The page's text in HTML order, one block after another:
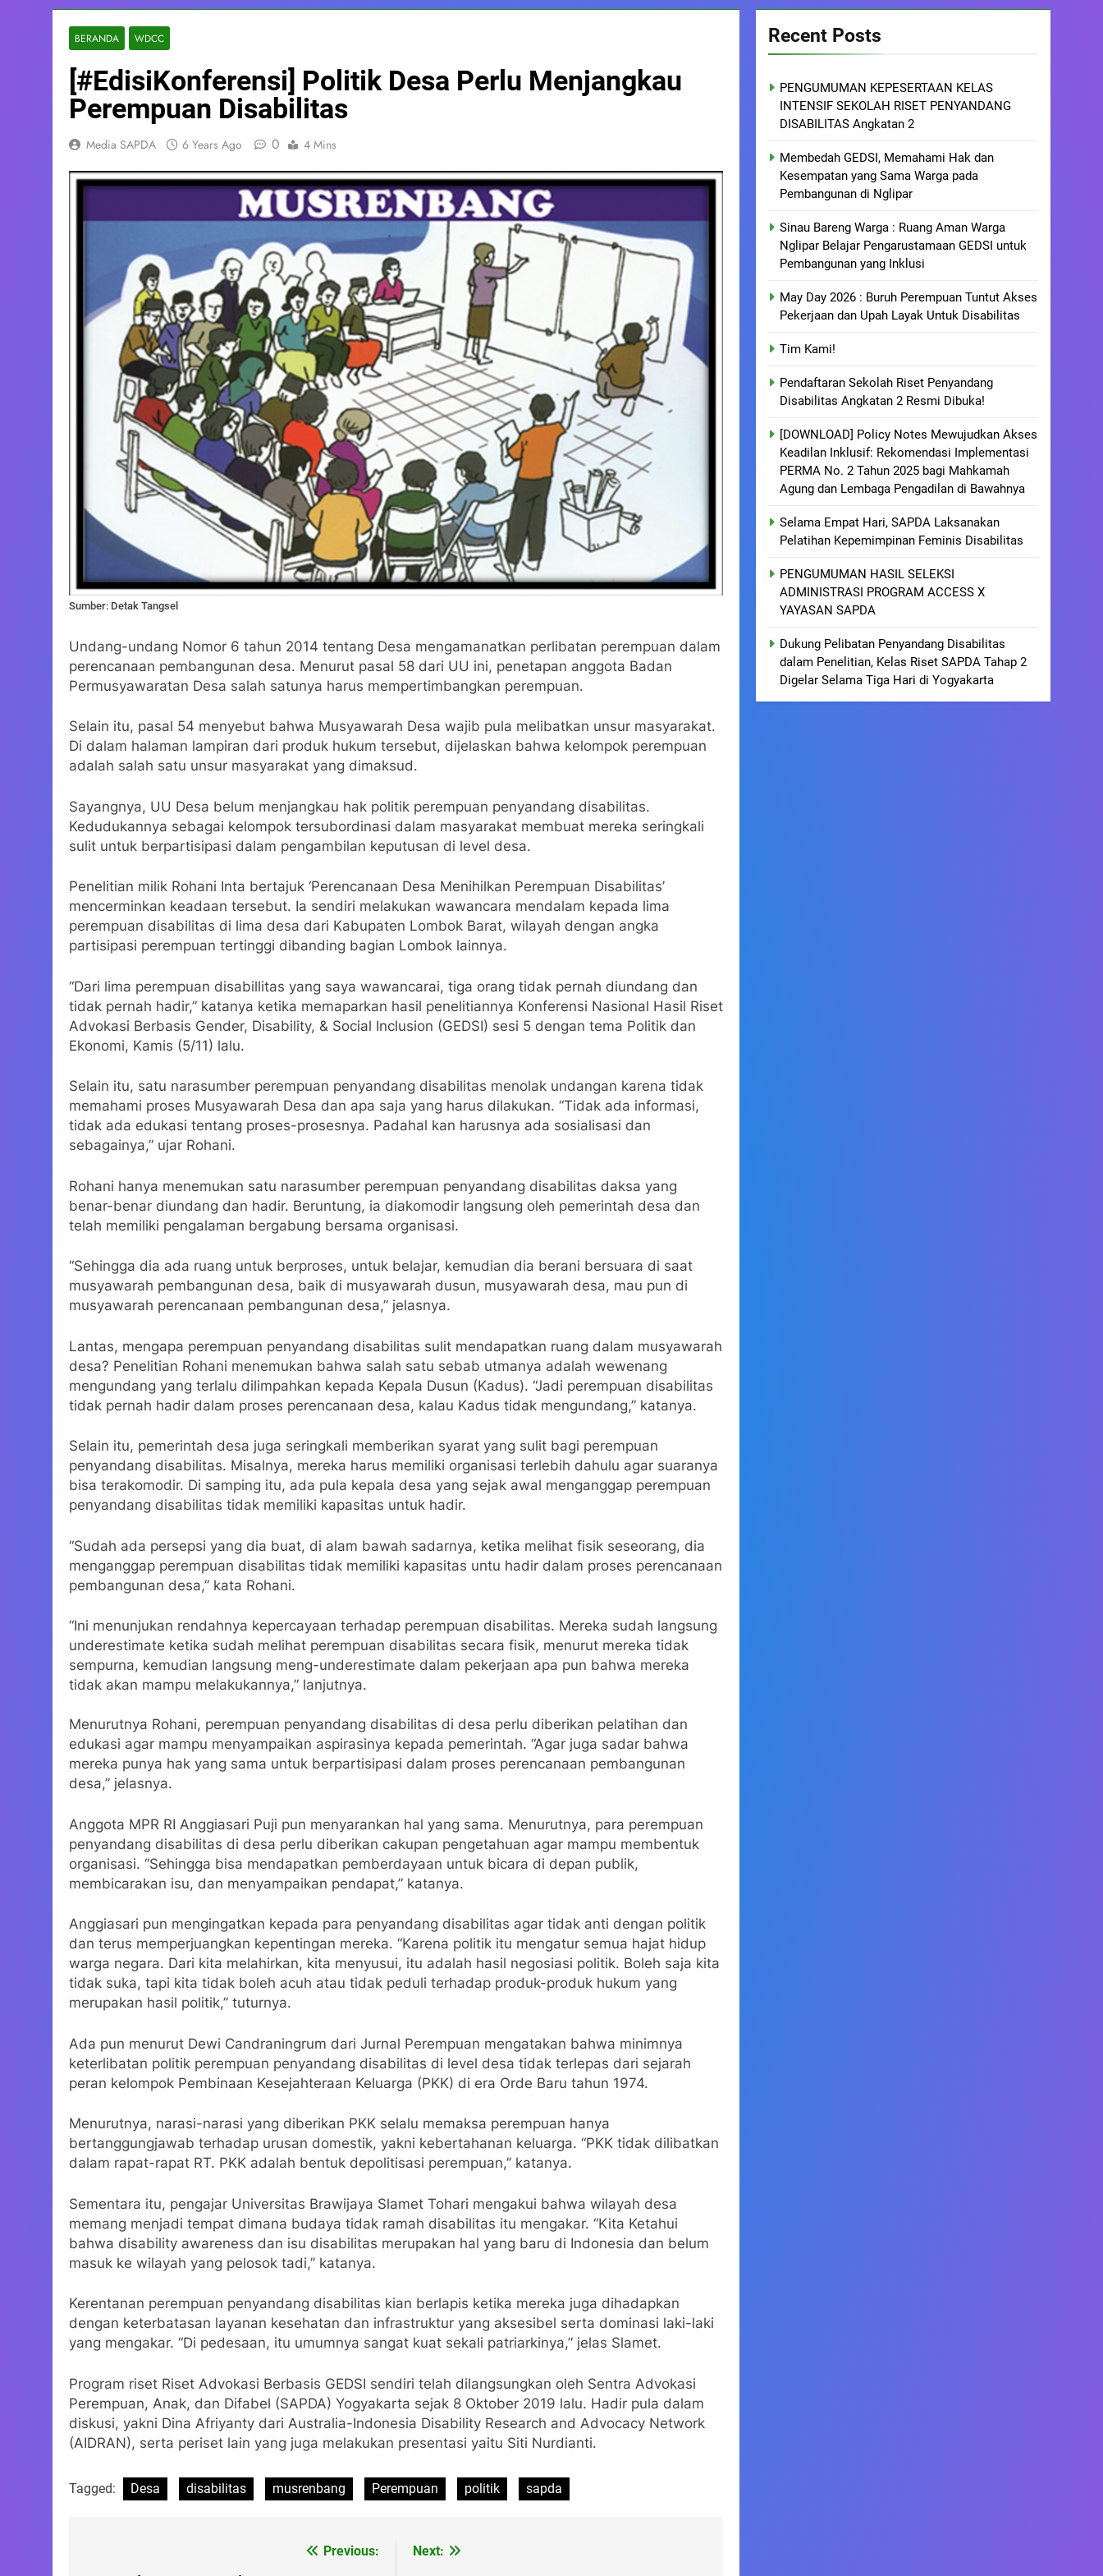
BERANDA WDCC
[#EdisiKonferensi] Politik Desa Perlu Menjangkau
Perempuan Disabilitas
Media SAPDA 6 Years Ago 0 4 Mins
Sumber: Detak Tangsel
Undang-undang Nomor 6 tahun 2014 tentang Desa mengamanatkan perlibatan perempuan dalam
perencanaan pembangunan desa. Menurut pasal 58 dari UU ini, penetapan anggota Badan
Permusyawaratan Desa salah satunya harus mempertimbangkan perempuan.
Selain itu, pasal 54 menyebut bahwa Musyawarah Desa wajib pula melibatkan unsur masyarakat.
Di dalam halaman lampiran dari produk hukum tersebut, dijelaskan bahwa kelompok perempuan
adalah salah satu unsur masyarakat yang dimaksud.
Sayangnya, UU Desa belum menjangkau hak politik perempuan penyandang disabilitas.
Kedudukannya sebagai kelompok tersubordinasi dalam masyarakat membuat mereka seringkali
sulit untuk berpartisipasi dalam pengambilan keputusan di level desa.
Penelitian milik Rohani Inta bertajuk ‘Perencanaan Desa Menihilkan Perempuan Disabilitas’
mencerminkan keadaan tersebut. Ia sendiri melakukan wawancara mendalam kepada lima
perempuan disabilitas di lima desa dari Kabupaten Lombok Barat, wilayah dengan angka
partisipasi perempuan tertinggi dibanding bagian Lombok lainnya.
“Dari lima perempuan disabillitas yang saya wawancarai, tiga orang tidak pernah diundang dan
tidak pernah hadir,” katanya ketika memaparkan hasil penelitiannya Konferensi Nasional Hasil Riset
Advokasi Berbasis Gender, Disability, & Social Inclusion (GEDSI) sesi 5 dengan tema Politik dan
Ekonomi, Kamis (5/11) lalu.
Selain itu, satu narasumber perempuan penyandang disabilitas menolak undangan karena tidak
memahami proses Musyawarah Desa dan apa saja yang harus dilakukan. “Tidak ada informasi,
tidak ada edukasi tentang proses-prosesnya. Padahal kan harusnya ada sosialisasi dan
sebagainya,” ujar Rohani.
Rohani hanya menemukan satu narasumber perempuan penyandang disabilitas daksa yang
benar-benar diundang dan hadir. Beruntung, ia diakomodir langsung oleh pemerintah desa dan
telah memiliki pengalaman bergabung bersama organisasi.
“Sehingga dia ada ruang untuk berproses, untuk belajar, kemudian dia berani bersuara di saat
musyawarah pembangunan desa, baik di musyawarah dusun, musyawarah desa, mau pun di
musyawarah perencanaan pembangunan desa,” jelasnya.
Lantas, mengapa perempuan penyandang disabilitas sulit mendapatkan ruang dalam musyawarah
desa? Penelitian Rohani menemukan bahwa salah satu sebab utmanya adalah wewenang
mengundang yang terlalu dilimpahkan kepada Kepala Dusun (Kadus). “Jadi perempuan disabilitas
tidak pernah hadir dalam proses perencanaan desa, kalau Kadus tidak mengundang,” katanya.
Selain itu, pemerintah desa juga seringkali memberikan syarat yang sulit bagi perempuan
penyandang disabilitas. Misalnya, mereka harus memiliki organisasi terlebih dahulu agar suaranya
bisa terakomodir. Di samping itu, ada pula kepala desa yang sejak awal menganggap perempuan
penyandang disabilitas tidak memiliki kapasitas untuk hadir.
“Sudah ada persepsi yang dia buat, di alam bawah sadarnya, ketika melihat fisik seseorang, dia
menganggap perempuan disabilitas tidak memiliki kapasitas untu hadir dalam proses perencanaan
pembangunan desa,” kata Rohani.
“Ini menunjukan rendahnya kepercayaan terhadap perempuan disabilitas. Mereka sudah langsung
underestimate ketika sudah melihat perempuan disabilitas secara fisik, menurut mereka tidak
sempurna, kemudian langsung meng-underestimate dalam pekerjaan apa pun bahwa mereka
tidak akan mampu melakukannya,” lanjutnya.
Menurutnya Rohani, perempuan penyandang disabilitas di desa perlu diberikan pelatihan dan
edukasi agar mampu menyampaikan aspirasinya kepada pemerintah. “Agar juga sadar bahwa
mereka punya hak yang sama untuk berpartisipasi dalam proses perencanaan pembangunan
desa,” jelasnya.
Anggota MPR RI Anggiasari Puji pun menyarankan hal yang sama. Menurutnya, para perempuan
penyandang disabilitas di desa perlu diberikan cakupan pengetahuan agar mampu membentuk
organisasi. “Sehingga bisa mendapatkan pemberdayaan untuk bicara di depan publik,
membicarakan isu, dan menyampaikan pendapat,” katanya.
Anggiasari pun mengingatkan kepada para penyandang disabilitas agar tidak anti dengan politik
dan terus memperjuangkan kepentingan mereka. “Karena politik itu mengatur semua hajat hidup
warga negara. Dari kita melahirkan, kita menyusui, itu adalah hasil negosiasi politik. Boleh saja kita
tidak suka, tapi kita tidak boleh acuh atau tidak peduli terhadap produk-produk hukum yang
merupakan hasil politik,” tuturnya.
Ada pun menurut Dewi Candraningrum dari Jurnal Perempuan mengatakan bahwa minimnya
keterlibatan politik perempuan penyandang disabilitas di level desa tidak terlepas dari sejarah
peran kelompok Pembinaan Kesejahteraan Keluarga (PKK) di era Orde Baru tahun 1974.
Menurutnya, narasi-narasi yang diberikan PKK selalu memaksa perempuan hanya
bertanggungjawab terhadap urusan domestik, yakni kebertahanan keluarga. “PKK tidak dilibatkan
dalam rapat-rapat RT. PKK adalah bentuk depolitisasi perempuan,” katanya.
Sementara itu, pengajar Universitas Brawijaya Slamet Tohari mengakui bahwa wilayah desa
memang menjadi tempat dimana budaya tidak ramah disabilitas itu mengakar. “Kita Ketahui
bahwa disability awareness dan isu disabilitas merupakan hal yang baru di Indonesia dan belum
masuk ke wilayah yang pelosok tadi,” katanya.
Kerentanan perempuan penyandang disabilitas kian berlapis ketika mereka juga dihadapkan
dengan keterbatasan layanan kesehatan dan infrastruktur yang aksesibel serta dominasi laki-laki
yang mengakar. “Di pedesaan, itu umumnya sangat kuat sekali patriarkinya,” jelas Slamet.
Program riset Riset Advokasi Berbasis GEDSI sendiri telah dilangsungkan oleh Sentra Advokasi
Perempuan, Anak, dan Difabel (SAPDA) Yogyakarta sejak 8 Oktober 2019 lalu. Hadir pula dalam
diskusi, yakni Dina Afriyanty dari Australia-Indonesia Disability Research and Advocacy Network
(AIDRAN), serta periset lain yang juga melakukan presentasi yaitu Siti Nurdianti.
Tagged: Desa disabilitas musrenbang Perempuan politik sapda
Previous:
Next:
Recent Posts
PENGUMUMAN KEPESERTAAN KELAS
INTENSIF SEKOLAH RISET PENYANDANG
DISABILITAS Angkatan 2
Membedah GEDSI, Memahami Hak dan
Kesempatan yang Sama Warga pada
Pembangunan di Nglipar
Sinau Bareng Warga : Ruang Aman Warga
Nglipar Belajar Pengarustamaan GEDSI untuk
Pembangunan yang Inklusi
May Day 2026 : Buruh Perempuan Tuntut Akses
Pekerjaan dan Upah Layak Untuk Disabilitas
Tim Kami!
Pendaftaran Sekolah Riset Penyandang
Disabilitas Angkatan 2 Resmi Dibuka!
[DOWNLOAD] Policy Notes Mewujudkan Akses
Keadilan Inklusif: Rekomendasi Implementasi
PERMA No. 2 Tahun 2025 bagi Mahkamah
Agung dan Lembaga Pengadilan di Bawahnya
Selama Empat Hari, SAPDA Laksanakan
Pelatihan Kepemimpinan Feminis Disabilitas
PENGUMUMAN HASIL SELEKSI
ADMINISTRASI PROGRAM ACCESS X
YAYASAN SAPDA
Dukung Pelibatan Penyandang Disabilitas
dalam Penelitian, Kelas Riset SAPDA Tahap 2
Digelar Selama Tiga Hari di Yogyakarta